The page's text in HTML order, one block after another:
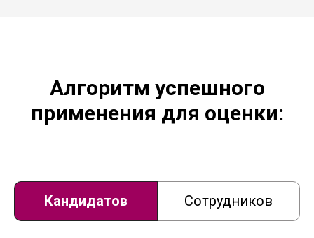
Алгоритм успешного
применения для оценки:
Кандидатов Сотрудников